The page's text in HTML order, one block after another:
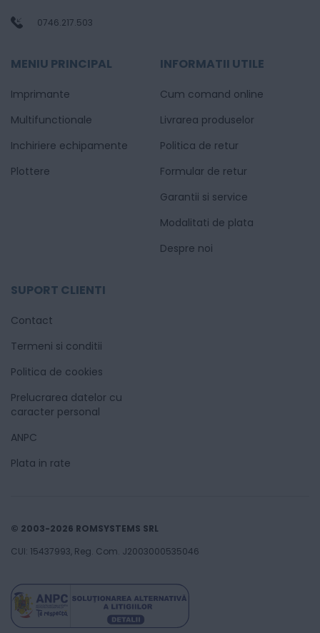
110 Lei
0746.217.503
MENIU PRINCIPAL
Imprimante
Multifunctionale
Inchiriere echipamente
Plottere
INFORMATII UTILE
Cum comand online
Livrarea produselor
Politica de retur
Formular de retur
Garantii si service
Modalitati de plata
Despre noi
SUPORT CLIENTI
Contact
Termeni si conditii
Politica de cookies
Prelucrarea datelor cu
caracter personal
ANPC
Plata in rate
© 2003-2026 ROMSYSTEMS SRL
CUI: 15437993, Reg. Com. J2003000535046